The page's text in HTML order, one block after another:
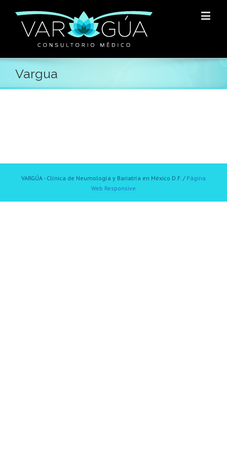
Vargua
VARGÚA - Clínica de Neumología y Bariatría en México D.F. / Página
Web Responsive